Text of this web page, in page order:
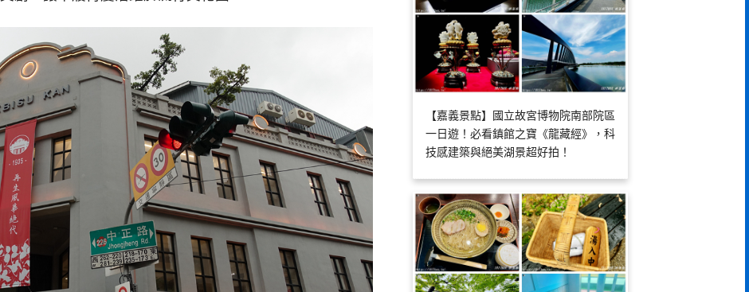
【嘉義景點】國立故宮博物院南部院區
一日遊！必看鎮館之寶《龍藏經》，科
技感建築與絕美湖景超好拍！